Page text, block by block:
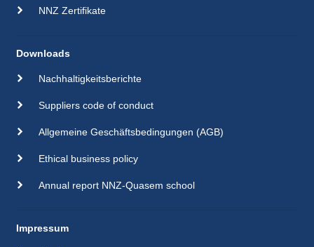
NNZ Zertifikate
Downloads
Nachhaltigkeitsberichte
Suppliers code of conduct
Allgemeine Geschäftsbedingungen (AGB)
Ethical business policy
Annual report NNZ-Quasem school
Impressum